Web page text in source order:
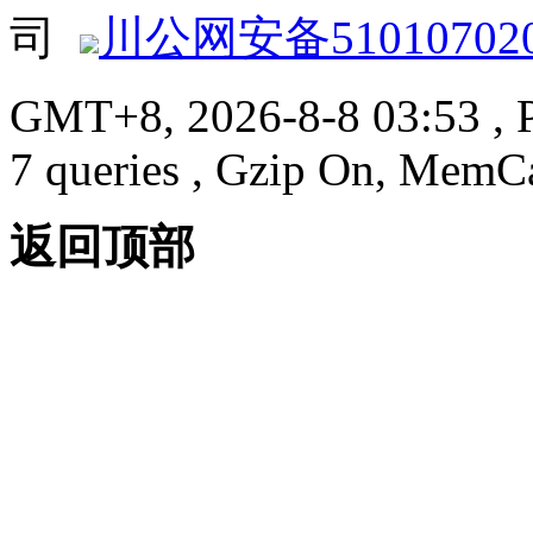
司
川公网安备
GMT+8, 2026-8-8 03:53 ,
7 queries , Gzip On,
返回顶部